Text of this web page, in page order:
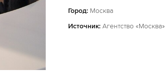
Город: Москва
Источник: Агентство «Москва»